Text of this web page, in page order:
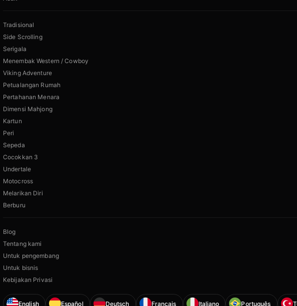
Tradisional
Side Scrolling
Serigala
Menembak Western / Cowboy
Viking Adventure
Petualangan Rumah
Pertahanan Menara
Dimensi Mahjong
Kartun
Peri
Sepeda
Cocokkan 3
Undertale
Motocross
Melarikan Diri
Berburu
Blog
Tentang kami
Untuk pengembang
Untuk bisnis
Kebijakan Privasi
English Español Deutsch Français Italiano Português